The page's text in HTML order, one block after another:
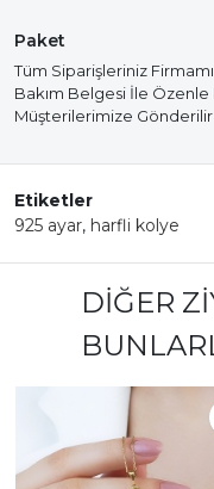
Paket
Tüm Siparişleriniz
Bakım Belgesi İle
Müşterilerimize Gönderilir
Etiketler
925 ayar, harfli kolye
DIĞER